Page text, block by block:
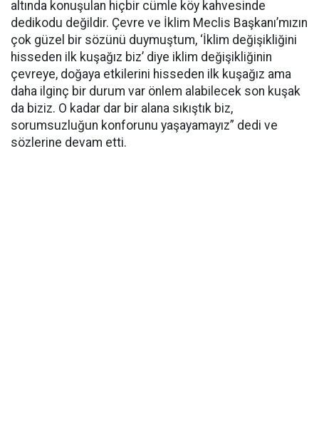
altında konuşulan hiçbir cümle köy kahvesinde
dedikodu değildir. Çevre ve İklim Meclis Başkanı’mızın
çok güzel bir sözünü duymuştum, ‘İklim değişikliğini
hisseden ilk kuşağız biz’ diye iklim değişikliğinin
çevreye, doğaya etkilerini hisseden ilk kuşağız ama
daha ilginç bir durum var önlem alabilecek son kuşak
da biziz. O kadar dar bir alana sıkıştık biz,
sorumsuzluğun konforunu yaşayamayız” dedi ve
sözlerine devam etti.